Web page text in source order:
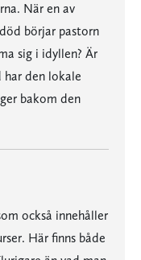
När en av
börjar pastorn
sig i idyllen? Är
har den lokale
bakom den
också innehåller
Här finns både